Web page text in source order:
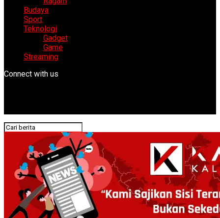
Budaya
Sport
Teknologi
Gadget
Game
Streaming
Connect with us